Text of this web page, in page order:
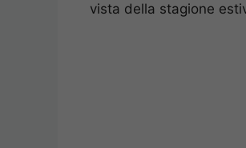
vista della stagione